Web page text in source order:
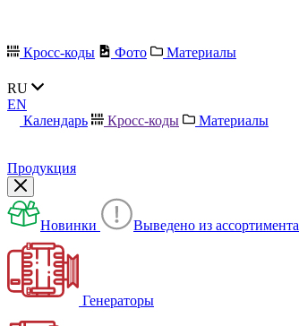
Кросс-коды Фото Материалы
RU
EN
Календарь
Кросс-коды Материалы
Продукция
Новинки Выведено из ассортимента
Генераторы